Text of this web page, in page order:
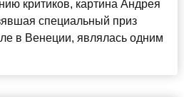
критиков, картина Андрея
специальный приз
в Венеции, являлась одним